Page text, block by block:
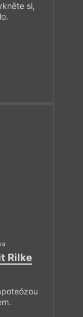
si,
Rilke